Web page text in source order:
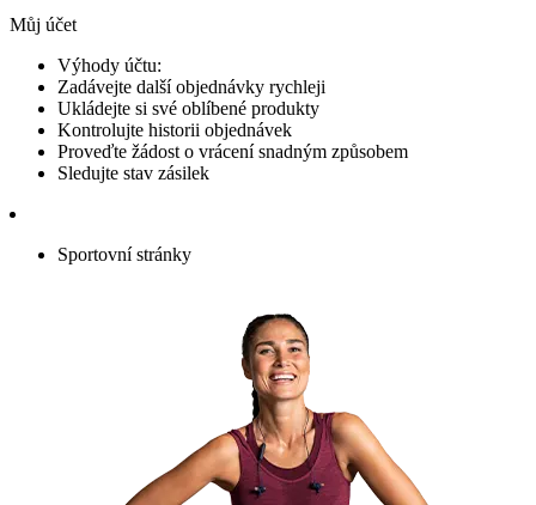
Můj účet
Výhody účtu:
Zadávejte další objednávky rychleji
Ukládejte si své oblíbené produkty
Kontrolujte historii objednávek
Proveďte žádost o vrácení snadným způsobem
Sledujte stav zásilek
Sportovní stránky